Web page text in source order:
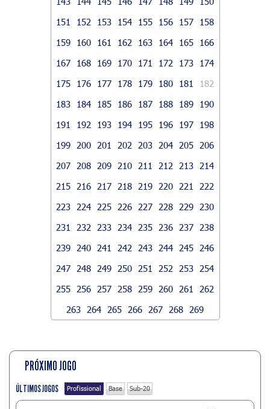
151
152 153 154 155 156 157
158
159
160 161 162 163 164 165
166
167
168 169 170 171 172 173
174
175
176 177 178 179 180 181
182
183
184 185 186 187 188 189
190
191
192 193 194 195 196 197
198
199
200 201 202 203 204 205
206
207
208 209 210 211 212 213
214
215
216 217 218 219 220 221
222
223
224 225 226 227 228 229
230
231
232 233 234 235 236 237
238
239
240 241 242 243 244 245
246
247
248 249 250 251 252 253
254
255
256 257 258 259 260 261
262
263
264 265 266 267 268 269
PRÓXIMO JOGO
ÚLTIMOS JOGOS Profissional Base Sub-20